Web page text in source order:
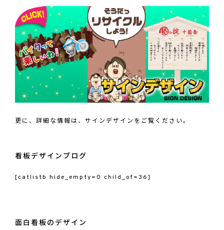
更に、詳細な情報は、 サインデザイン をご覧ください。
看板デザインブログ
[catlistb hide_empty=0 child_of=36]
面白看板のデザイン